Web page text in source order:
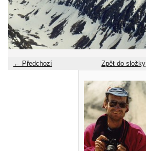
← Předchozí Zpět do složky